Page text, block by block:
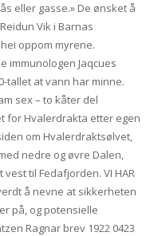
eller gasse.» De ønsket å
Vik i Barnas
oppom myrene.
immunologen Jaqcues
tallet at vann har minne.
sex – to kåter del
for Hvalerdrakta etter egen
om Hvalerdraktsølvet,
nedre og øvre Dalen,
til Fedafjorden. VI HAR
verdt å nevne at sikkerheten
på, og potensielle
Ragnar brev 1922 0423